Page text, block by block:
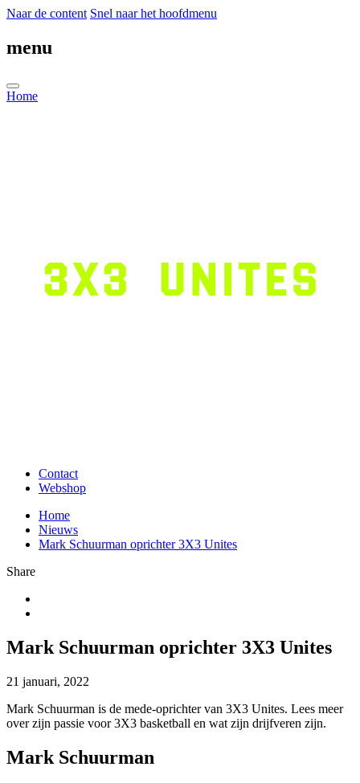
Naar de content Snel naar het hoofdmenu
menu
Home
Contact
Webshop
Home
Nieuws
Mark Schuurman oprichter 3X3 Unites
Share
Mark Schuurman oprichter 3X3 Unites
21 januari, 2022
Mark Schuurman is de mede-oprichter van 3X3 Unites. Lees meer
over zijn passie voor 3X3 basketball en wat zijn drijfveren zijn.
Mark Schuurman